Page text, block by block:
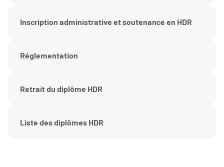
Inscription administrative et soutenance en HDR
Réglementation
Retrait du diplôme HDR
Liste des diplômes HDR